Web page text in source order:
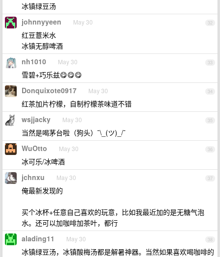
冰镇绿豆汤
32
johnnyyeen May 30
红豆薏米水
冰镇无醇啤酒
33
nh1010 May 30
雪碧+巧乐兹😋😋😋
34
Donquixote0917 May 30
红茶加片柠檬，自制柠檬茶味道不错
35
wsjjacky May 30
当然是喝茅台啦（狗头）¯\_(ツ)_/¯
36
WuOtto May 30
冰可乐/冰啤酒
37
jchnxu May 30
俺最新发现的
买个冰杯+任意自己喜欢的玩意，比如我最近加的是无糖气泡
水。还可以加咖啡加茶叶，都行
38
alading11 May 30
冰镇绿豆汤，冰镇酸梅汤都是解暑神器。当然如果喜欢喝咖啡的